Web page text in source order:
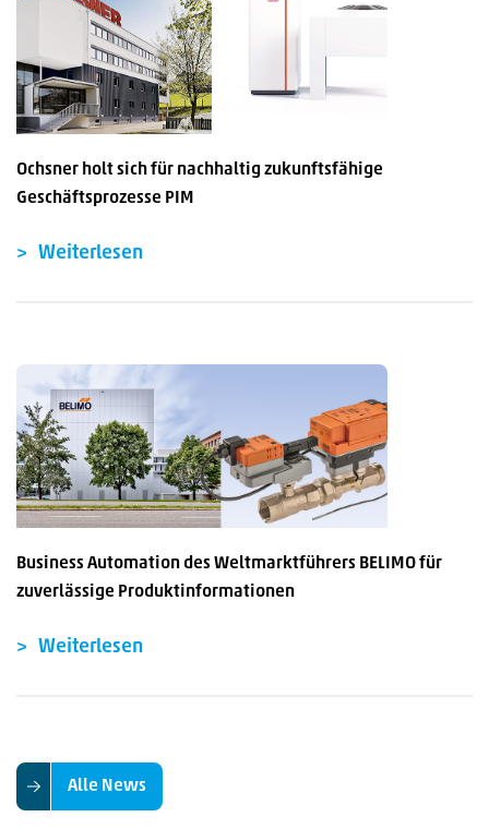
Ochsner holt sich für nachhaltig zukunftsfähige
Geschäftsprozesse PIM
Weiterlesen
Business Automation des Weltmarktführers BELIMO für
zuverlässige Produktinformationen
Weiterlesen
Alle News